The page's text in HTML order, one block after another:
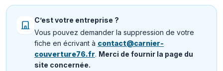
C’est votre entreprise ?
Vous pouvez demander la suppression de votre
fiche en écrivant à contact@carnier-
couverture76.fr. Merci de fournir la page du
site concernée.